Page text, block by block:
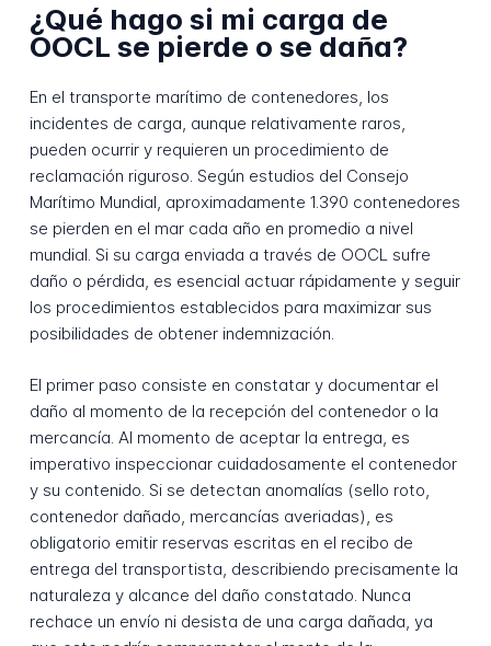
¿Qué hago si mi carga de
OOCL se pierde o se daña?
En el transporte marítimo de contenedores, los
incidentes de carga, aunque relativamente raros,
pueden ocurrir y requieren un procedimiento de
reclamación riguroso. Según estudios del Consejo
Marítimo Mundial, aproximadamente 1.390 contenedores
se pierden en el mar cada año en promedio a nivel
mundial. Si su carga enviada a través de OOCL sufre
daño o pérdida, es esencial actuar rápidamente y seguir
los procedimientos establecidos para maximizar sus
posibilidades de obtener indemnización.
El primer paso consiste en constatar y documentar el
daño al momento de la recepción del contenedor o la
mercancía. Al momento de aceptar la entrega, es
imperativo inspeccionar cuidadosamente el contenedor
y su contenido. Si se detectan anomalías (sello roto,
contenedor dañado, mercancías averiadas), es
obligatorio emitir reservas escritas en el recibo de
entrega del transportista, describiendo precisamente la
naturaleza y alcance del daño constatado. Nunca
rechace un envío ni desista de una carga dañada, ya